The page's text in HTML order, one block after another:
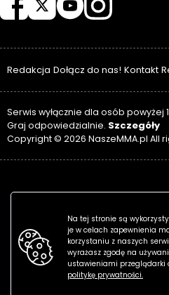
Redakcja Dołącz do nas! Kontakt
Serwis wyłącznie dla osób powyżej
Graj odpowiedzialnie. Szczegóły
Copyright © 2026 NaszeMMA.pl All
Na tej stronie są
je w celach zapewnienia
korzystaniu z naszych
wyrażasz zgodę na
ustawieniami przeglądarki
politykę prywatności.